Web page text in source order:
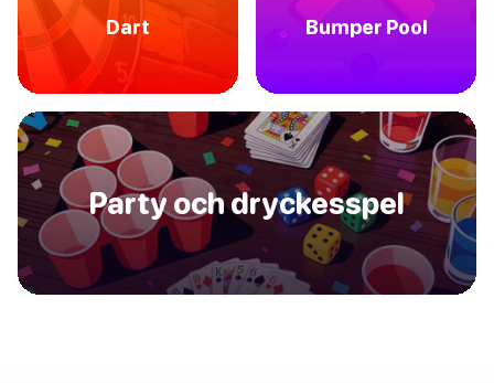
Dart Bumper Pool
Party och dryckesspel